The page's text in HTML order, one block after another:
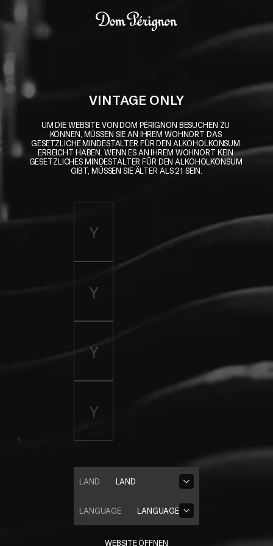
VINTAGE ONLY
UM DIE WEBSITE VON DOM PÉRIGNON BESUCHEN ZU
KÖNNEN, MÜSSEN SIE AN IHREM WOHNORT DAS
GESETZLICHE MINDESTALTER FÜR DEN ALKOHOLKONSUM
ERREICHT HABEN. WENN ES AN IHREM WOHNORT KEIN
GESETZLICHES MINDESTALTER FÜR DEN ALKOHOLKONSUM
GIBT, MÜSSEN SIE ÄLTER ALS 21 SEIN.
LAND
LAND
LANGUAGE
LANGUAGE
WEBSITE ÖFFNEN